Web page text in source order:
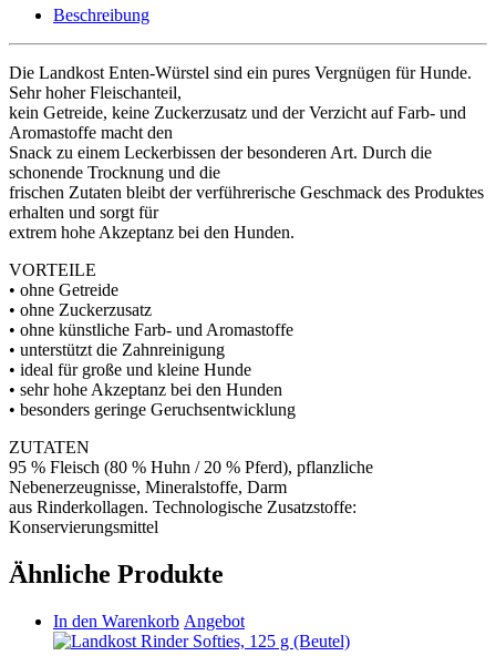
(Beutel)
Menge
Beschreibung
Die Landkost Enten-Würstel sind ein pures Vergnügen für Hunde.
Sehr hoher Fleischanteil,
kein Getreide, keine Zuckerzusatz und der Verzicht auf Farb- und
Aromastoffe macht den
Snack zu einem Leckerbissen der besonderen Art. Durch die
schonende Trocknung und die
frischen Zutaten bleibt der verführerische Geschmack des Produktes
erhalten und sorgt für
extrem hohe Akzeptanz bei den Hunden.
VORTEILE
• ohne Getreide
• ohne Zuckerzusatz
• ohne künstliche Farb- und Aromastoffe
• unterstützt die Zahnreinigung
• ideal für große und kleine Hunde
• sehr hohe Akzeptanz bei den Hunden
• besonders geringe Geruchsentwicklung
ZUTATEN
95 % Fleisch (80 % Huhn / 20 % Pferd), pflanzliche
Nebenerzeugnisse, Mineralstoffe, Darm
aus Rinderkollagen. Technologische Zusatzstoffe:
Konservierungsmittel
Ähnliche Produkte
In den Warenkorb Angebot